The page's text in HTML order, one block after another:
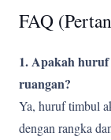
FAQ
1. Apakah
ruangan?
Ya, huruf timbul
dengan rangka